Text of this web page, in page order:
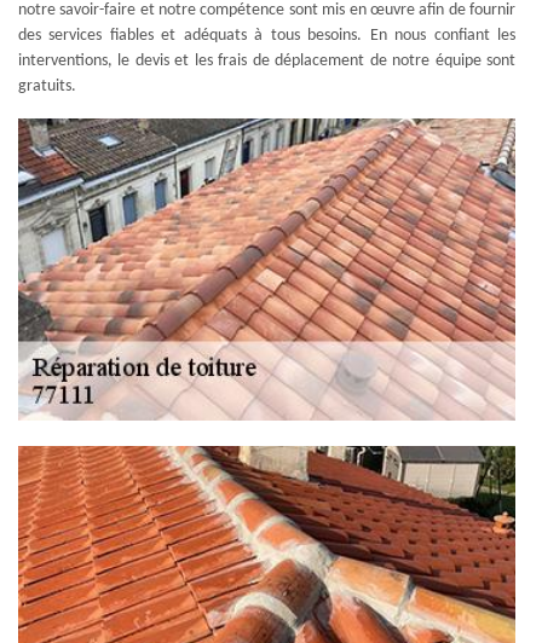
notre savoir-faire et notre compétence sont mis en œuvre afin de fournir
des services fiables et adéquats à tous besoins. En nous confiant les
interventions, le devis et les frais de déplacement de notre équipe sont
gratuits.